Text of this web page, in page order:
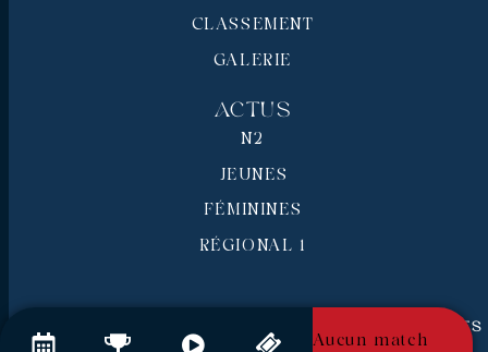
Aucun match
CLASSEMENT
GALERIE
Actus
N2
JEUNES
FÉMININES
RÉGIONAL 1
RC Pays de Grasse © 2026 - Tous droits réservés
Mentions légales